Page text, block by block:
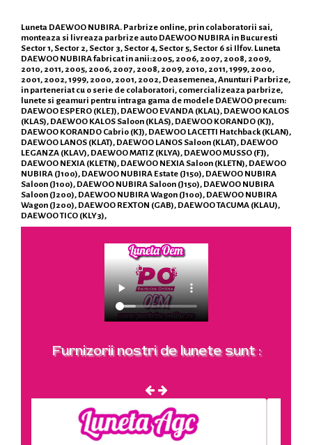
Luneta DAEWOO NUBIRA. Parbrize online, prin colaboratorii sai,
monteaza si livreaza parbrize auto DAEWOO NUBIRA in Bucuresti
Sector 1, Sector 2, Sector 3, Sector 4, Sector 5, Sector 6 si Ilfov. Luneta
DAEWOO NUBIRA fabricat in anii:2005, 2006, 2007, 2008, 2009,
2010, 2011, 2005, 2006, 2007, 2008, 2009, 2010, 2011, 1999, 2000,
2001, 2002, 1999, 2000, 2001, 2002, Deasemenea, Anunturi Parbrize,
in parteneriat cu o serie de colaboratori, comercializeaza parbrize,
lunete si geamuri pentru intraga gama de modele DAEWOO precum:
DAEWOO ESPERO (KLEJ), DAEWOO EVANDA (KLAL), DAEWOO KALOS
(KLAS), DAEWOO KALOS Saloon (KLAS), DAEWOO KORANDO (KJ),
DAEWOO KORANDO Cabrio (KJ), DAEWOO LACETTI Hatchback (KLAN),
DAEWOO LANOS (KLAT), DAEWOO LANOS Saloon (KLAT), DAEWOO
LEGANZA (KLAV), DAEWOO MATIZ (KLYA), DAEWOO MUSSO (FJ),
DAEWOO NEXIA (KLETN), DAEWOO NEXIA Saloon (KLETN), DAEWOO
NUBIRA (J100), DAEWOO NUBIRA Estate (J150), DAEWOO NUBIRA
Saloon (J100), DAEWOO NUBIRA Saloon (J150), DAEWOO NUBIRA
Saloon (J200), DAEWOO NUBIRA Wagon (J100), DAEWOO NUBIRA
Wagon (J200), DAEWOO REXTON (GAB), DAEWOO TACUMA (KLAU),
DAEWOO TICO (KLY3),
Furnizorii nostri de lunete sunt :